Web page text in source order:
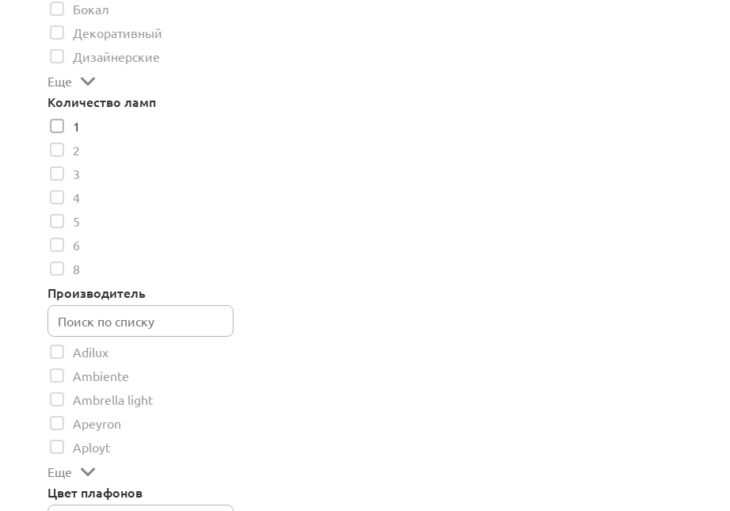
Бокал
Декоративный
Дизайнерские
Еще
Количество ламп
1
2
3
4
5
6
8
Производитель
Adilux
Ambiente
Ambrella light
Apeyron
Aployt
Еще
Цвет плафонов